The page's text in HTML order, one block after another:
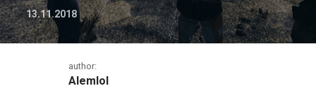
13.11.2018
author:
Alemlol